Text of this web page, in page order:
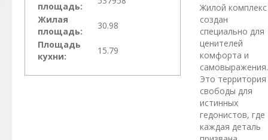
площадь:
Жилая
площадь:
30.98
Площадь
кухни:
15.79
Жилой комплекс
создан
специально для
ценителей
комфорта и
самовыражения.
Это территория
свободы для
истинных
гедонистов, где
каждая деталь